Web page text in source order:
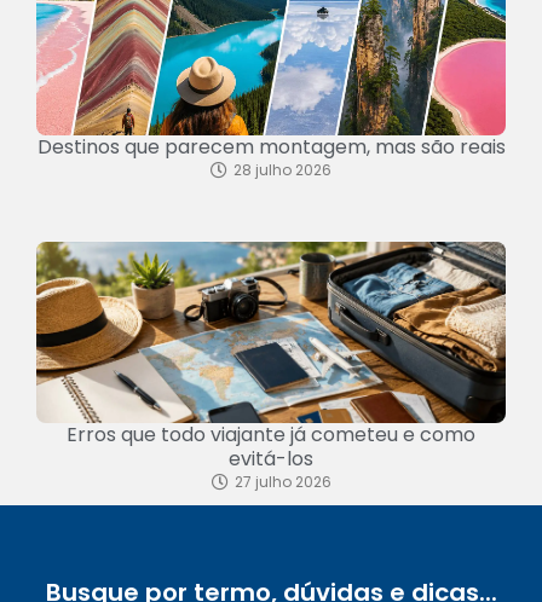
Destinos que parecem montagem, mas são reais
28 julho 2026
Erros que todo viajante já cometeu e como
evitá-los
27 julho 2026
Busque por termo, dúvidas e dicas...